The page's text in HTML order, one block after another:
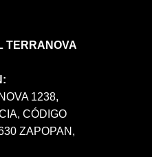
TERRANOVA
1238,
CÓDIGO
ZAPOPAN,